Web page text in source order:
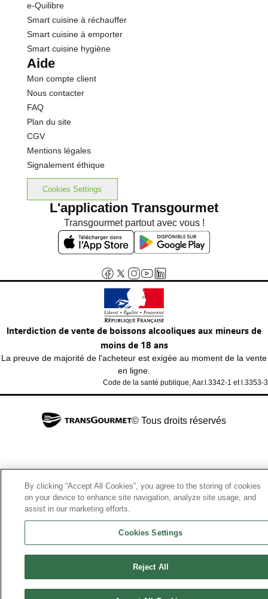
e-Quilibre
Smart cuisine à réchauffer
Smart cuisine à emporter
Smart cuisine hygiène
Aide
Mon compte client
Nous contacter
FAQ
Plan du site
CGV
Mentions légales
Signalement éthique
Cookies Settings
L'application Transgourmet
Transgourmet partout avec vous !
Interdiction de vente de boissons alcooliques aux mineurs de
moins de 18 ans
La preuve de majorité de l'acheteur est exigée au moment de la vente
en ligne.
Code de la santé publique, Aar.l.3342-1 et l.3353-3
© Tous droits réservés
By clicking “Accept All Cookies”, you agree to the storing of cookies
on your device to enhance site navigation, analyze site usage, and
assist in our marketing efforts.
Cookies Settings
Reject All